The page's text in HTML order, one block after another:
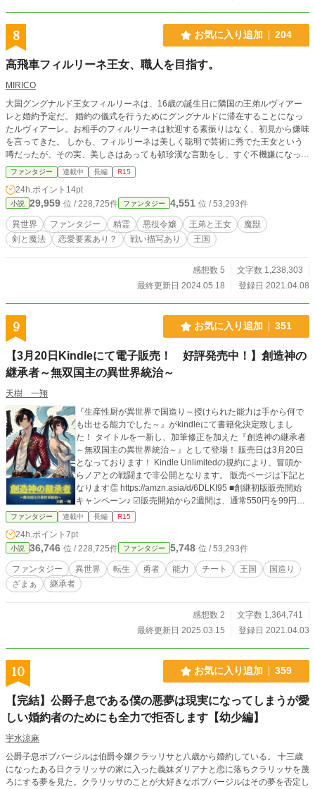
8 お気に入り追加 204
高飛車フィルリーネ王女、職人を目指す。
MIRICO
大国グングナルド王女フィルリーネは、16歳の誕生日に隣国の王弟ルヴィアー
レと婚約予定だ。 婚約の儀式を行うためにグングナルドに滞在することになっ
たルヴィアーレ。お相手のフィルリーネは歓迎する素振りはなく、初見から嫌味
を言ってきた。 しかも、フィルリーネは美しく聡明で芸術に秀でた王女という
噂だったが、その実、美しさはあっても頓珍漢な言動をし、すぐ不機嫌になって
部屋に引き籠もる勘違い王女だった。 対して、ルヴィアーレは噂通り美青年で
文武両道。魔導に長けた完璧な男。 二人の性格が合うはずがない。フィルリー
ネは会うたび偉そうにして、おかしな言動をしてくる。 しかし、そこに意味が
あるとは、ルヴィアーレも気付かなかった。 言うべきではない内情をペラペラ
と喋ってくれればありがたい。ルヴィアーレは気楽な相手だと思っていたが、フ
ィルリーネの勘違いな行動がルヴィアーレに違和感を覚えさせる。 彼女は本当
に愚かで、何もできない、王に従順な王女なのだろうか？ 突然城に現れる魔
世界。大国グングナルドでは精霊が減り始めていた。その原因が独裁を敷いてい
る王だと、誰が気付いているだろうか。 この国は異常だ。 そんな中、フィルリ
の部屋は、なんだ？ 念の為R15です。 更新不定期。修正は誤字脱字等です。小
説家になろう様で連載中。
ファンタジー 連載中 長編 R15
24h.ポイント 14pt
小説 29,959 位 / 228,725件 ファンタジー 4,551 位 / 53,293件
異世界 ファンタジー 精霊 悪役令嬢 王弟と王女
魔獣
剣と魔法
恋愛要素あり？ 戦い描写あり 王国
感想数 5
文字数 1,238,303
最終更新日 2024.05.18
登録日 2021.04.08
9 お気に入り追加 351
【3月20日Kindleにて電子販売！ 好評発売中！】創造神の
継承者～無双国主の異世界統治～
天樹 一翔
『生産性厨が異世界で国造り～授けられた能力は手から何で
も出せる能力でした～』がkindleにて書籍化決定致しまし
た！ タイトルを一新し、加筆修正を加えた『創造神の継承者
～無双国主の異世界統治～』として登場！ 販売日は3月20日
となっております！ Kindle Unlimitedの規約により、冒頭か
らノアとの戦闘まで非公開となります。 販売ページは下記と
なります👏 https://amzn.asia/d/6DLKI95 ■創継初版販売開始
キャンペーン♪ ☑販売開始から2週間は、通常550円を99円の
特大セール！ ☑3月末までに、kindleのレビューコメントを書
いてくれた方には、先着順で1,000円分のAmazonギフト券を
プレゼント。Xアカウント(旧Twitter)をフォローしたうえでD
Mで連絡下さい。下記がXアカウント(旧Twitter)です。 URL
https://x.com/kazuto_amaki 検索ID kazuto_amaki その他詳
細は後日ご報告致します。 是非楽しみにしていてください♪
------------------------------------------ 対向車線からトラックが
い！ 力でねじ伏せてやる！ 国造りや無双する主人公が好
きな方には大変オススメの作品となっております！ -------------
00突破！ 総合ランキング最高145位 ファンタジーランキング
最高13位 トレンドランキング最高4位 ありがとうございま
コメントなども頂けると 大変喜びます！ また、誤字、脱字な
どのご指摘もお待ちしております！ Twitter→https://twitter.co
m/kazuto_amaki?s=09
ファンタジー 連載中 長編 R15
24h.ポイント 7pt
小説 36,746 位 / 228,725件 ファンタジー 5,748 位 / 53,293件
ファンタジー 異世界 転生 勇者 能力 チート 王国
国造り
ざまぁ
継承者
感想数 2
文字数 1,364,741
最終更新日 2025.03.15
登録日 2021.04.03
10 お気に入り追加 359
【完結】公爵子息である僕の悪夢は現実になってしまうが愛
しい婚約者のためにも全力で拒否します【幼少編】
宇水涼麻
公爵子息ボブバージルは伯爵令嬢クラッリサと八歳から婚約している。 十三歳
になったある日クラリッサの家に入った義妹ダリアナと恋に落ちクラリッサを蔑
ろにする夢を見た。クラリッサのことが大好きなボブバージルはその夢を否定し